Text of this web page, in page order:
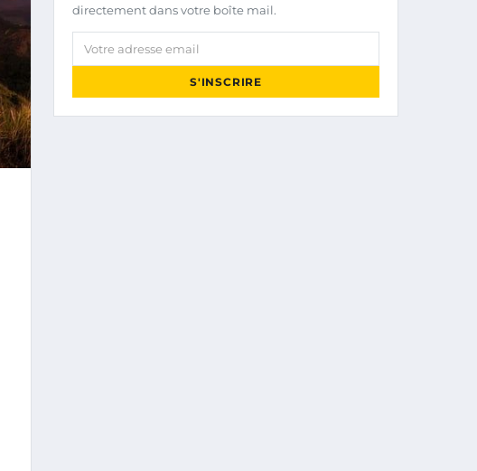
directement dans votre boîte mail.
Votre adresse email
S'INSCRIRE